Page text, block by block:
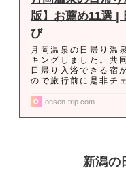
版】お薦め11選 |
び
月岡温泉の日帰り温
キングしました。共
日帰り入浴できる宿
ので旅行前に是非チ
onsen-trip.com
新潟の